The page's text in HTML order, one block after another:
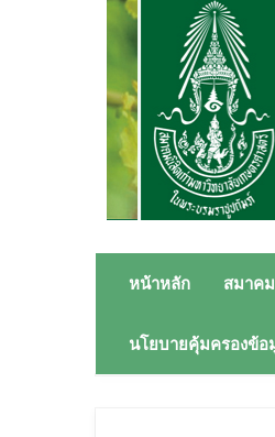
หน้าหลัก สมาคม
นโยบายคุ้มครองข้